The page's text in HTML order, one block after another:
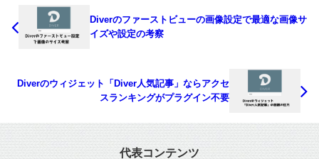
Diverのファーストビューの画像設定で最適な画像サ
イズや設定の考察
Diverのウィジェット「Diver人気記事」ならアクセ
スランキングがプラグイン不要
代表コンテンツ